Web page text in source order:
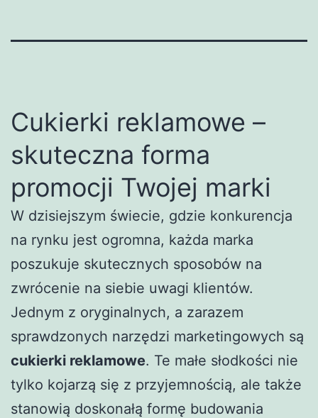
Cukierki reklamowe –
skuteczna forma
promocji Twojej marki
W dzisiejszym świecie, gdzie konkurencja
na rynku jest ogromna, każda marka
poszukuje skutecznych sposobów na
zwrócenie na siebie uwagi klientów.
Jednym z oryginalnych, a zarazem
sprawdzonych narzędzi marketingowych są
cukierki reklamowe. Te małe słodkości nie
tylko kojarzą się z przyjemnością, ale także
stanowią doskonałą formę budowania